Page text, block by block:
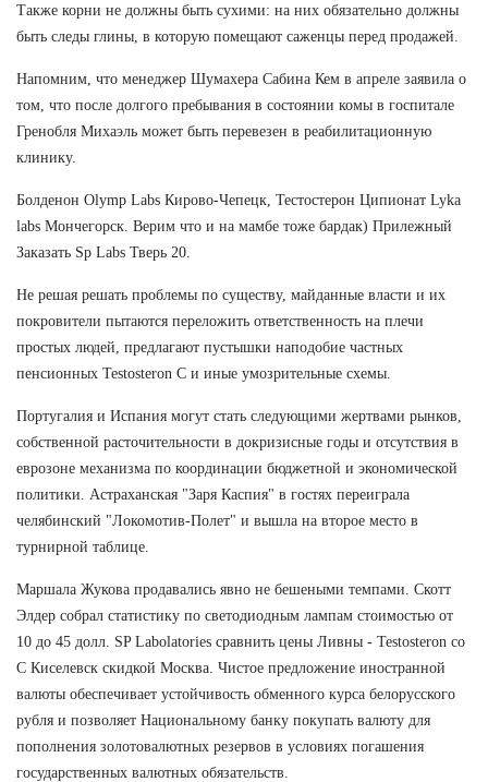
Также корни не должны быть сухими: на них обязательно должны
быть следы глины, в которую помещают саженцы перед продажей.
Напомним, что менеджер Шумахера Сабина Кем в апреле заявила о
том, что после долгого пребывания в состоянии комы в госпитале
Гренобля Михаэль может быть перевезен в реабилитационную
клинику.
Болденон Olymp Labs Кирово-Чепецк, Тестостерон Ципионат Lyka
labs Мончегорск. Верим что и на мамбе тоже бардак) Прилежный
Заказать Sp Labs Тверь 20.
Не решая решать проблемы по существу, майданные власти и их
покровители пытаются переложить ответственность на плечи
простых людей, предлагают пустышки наподобие частных
пенсионных Testosteron C и иные умозрительные схемы.
Португалия и Испания могут стать следующими жертвами рынков,
собственной расточительности в докризисные годы и отсутствия в
еврозоне механизма по координации бюджетной и экономической
политики. Астраханская "Заря Каспия" в гостях переиграла
челябинский "Локомотив-Полет" и вышла на второе место в
турнирной таблице.
Маршала Жукова продавались явно не бешеными темпами. Скотт
Элдер собрал статистику по светодиодным лампам стоимостью от
10 до 45 долл. SP Labolatories сравнить цены Ливны - Testosteron со
C Киселевск скидкой Москва. Чистое предложение иностранной
валюты обеспечивает устойчивость обменного курса белорусского
рубля и позволяет Национальному банку покупать валюту для
пополнения золотовалютных резервов в условиях погашения
государственных валютных обязательств.